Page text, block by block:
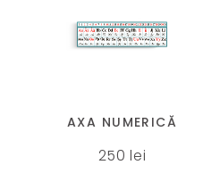
AXA NUMERICĂ
250lei